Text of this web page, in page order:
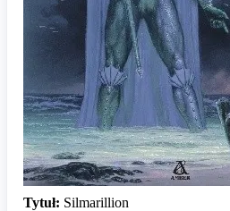
Tytuł: Silmarillion